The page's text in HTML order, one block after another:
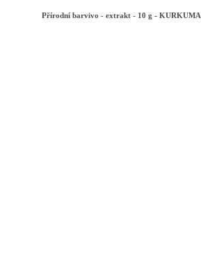
Přírodní barvivo - extrakt - 10 g - KURKUMA